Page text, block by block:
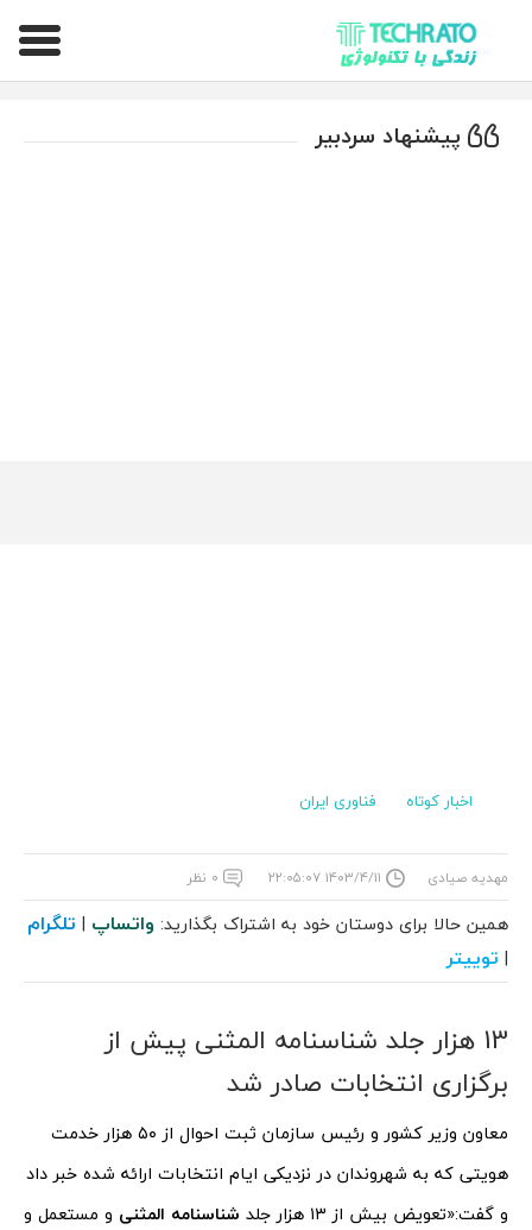
تکراتو – زندگی با تکنولوژی
پیشنهاد سردبیر
اخبار کوتاه فناوری ایران
مهدیه صیادی ۱۴۰۳/۴/۱۱ ۲۲:۰۵:۰۷ ۰ نظر
همین حالا برای دوستان خود به اشتراک بگذارید: واتساپ | تلگرام
| توییتر
13 هزار جلد شناسنامه المثنی پیش از
برگزاری انتخابات صادر شد
معاون وزیر کشور و رئیس سازمان ثبت احوال از ۵۰ هزار خدمت
هویتی که به شهروندان در نزدیکی ایام انتخابات ارائه شده خبر داد
و گفت:«تعویض بیش از ۱۳ هزار جلد
شناسنامه المثنی و مستعمل و